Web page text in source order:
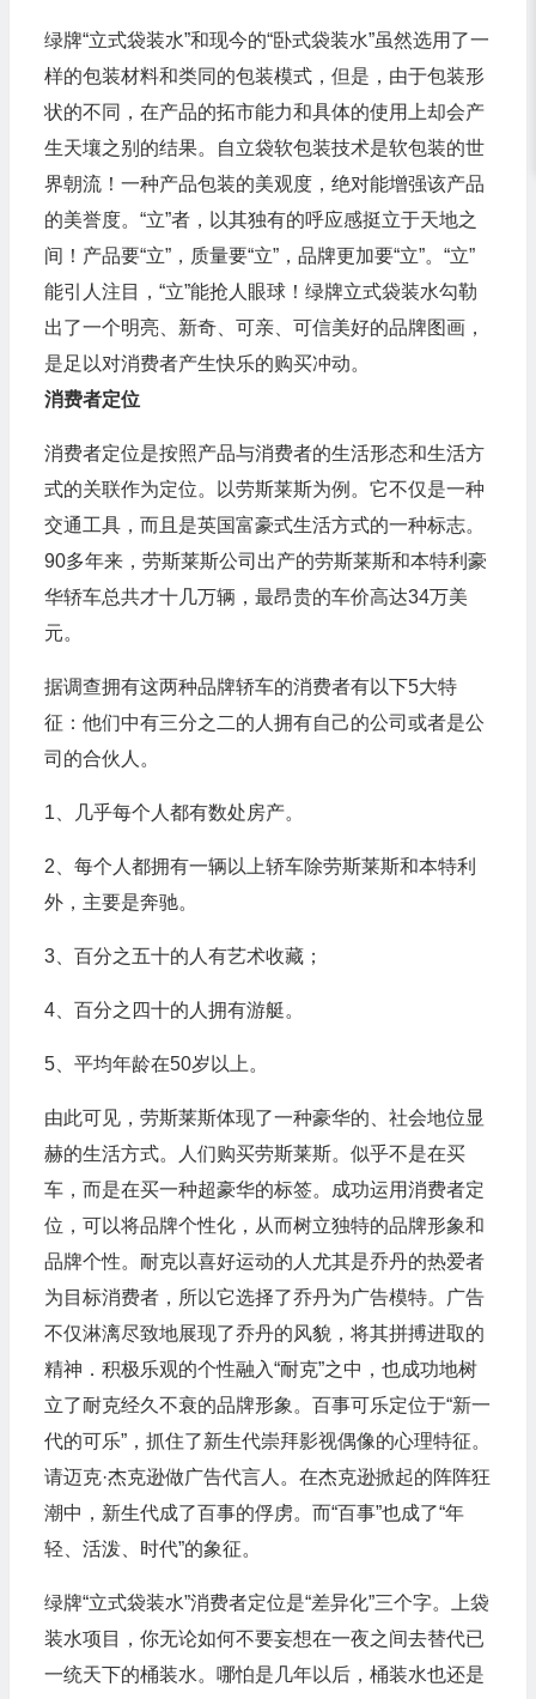
绿牌“立式袋装水”和现今的“卧式袋装水”虽然选用了一
样的包装材料和类同的包装模式，但是，由于包装形
状的不同，在产品的拓市能力和具体的使用上却会产
生天壤之别的结果。自立袋软包装技术是软包装的世
界朝流！一种产品包装的美观度，绝对能增强该产品
的美誉度。“立”者，以其独有的呼应感挺立于天地之
间！产品要“立”，质量要“立”，品牌更加要“立”。“立”
能引人注目，“立”能抢人眼球！绿牌立式袋装水勾勒
出了一个明亮、新奇、可亲、可信美好的品牌图画，
是足以对消费者产生快乐的购买冲动。
消费者定位
消费者定位是按照产品与消费者的生活形态和生活方
式的关联作为定位。以劳斯莱斯为例。它不仅是一种
交通工具，而且是英国富豪式生活方式的一种标志。
90多年来，劳斯莱斯公司出产的劳斯莱斯和本特利豪
华轿车总共才十几万辆，最昂贵的车价高达34万美
元。
据调查拥有这两种品牌轿车的消费者有以下5大特
征：他们中有三分之二的人拥有自己的公司或者是公
司的合伙人。
1、几乎每个人都有数处房产。
2、每个人都拥有一辆以上轿车除劳斯莱斯和本特利
外，主要是奔驰。
3、百分之五十的人有艺术收藏；
4、百分之四十的人拥有游艇。
5、平均年龄在50岁以上。
由此可见，劳斯莱斯体现了一种豪华的、社会地位显
赫的生活方式。人们购买劳斯莱斯。似乎不是在买
车，而是在买一种超豪华的标签。成功运用消费者定
位，可以将品牌个性化，从而树立独特的品牌形象和
品牌个性。耐克以喜好运动的人尤其是乔丹的热爱者
为目标消费者，所以它选择了乔丹为广告模特。广告
不仅淋漓尽致地展现了乔丹的风貌，将其拼搏进取的
精神．积极乐观的个性融入“耐克”之中，也成功地树
立了耐克经久不衰的品牌形象。百事可乐定位于“新一
代的可乐”，抓住了新生代崇拜影视偶像的心理特征。
请迈克·杰克逊做广告代言人。在杰克逊掀起的阵阵狂
潮中，新生代成了百事的俘虏。而“百事”也成了“年
轻、活泼、时代”的象征。
绿牌“立式袋装水”消费者定位是“差异化”三个字。上袋
装水项目，你无论如何不要妄想在一夜之间去替代已
一统天下的桶装水。哪怕是几年以后，桶装水也还是